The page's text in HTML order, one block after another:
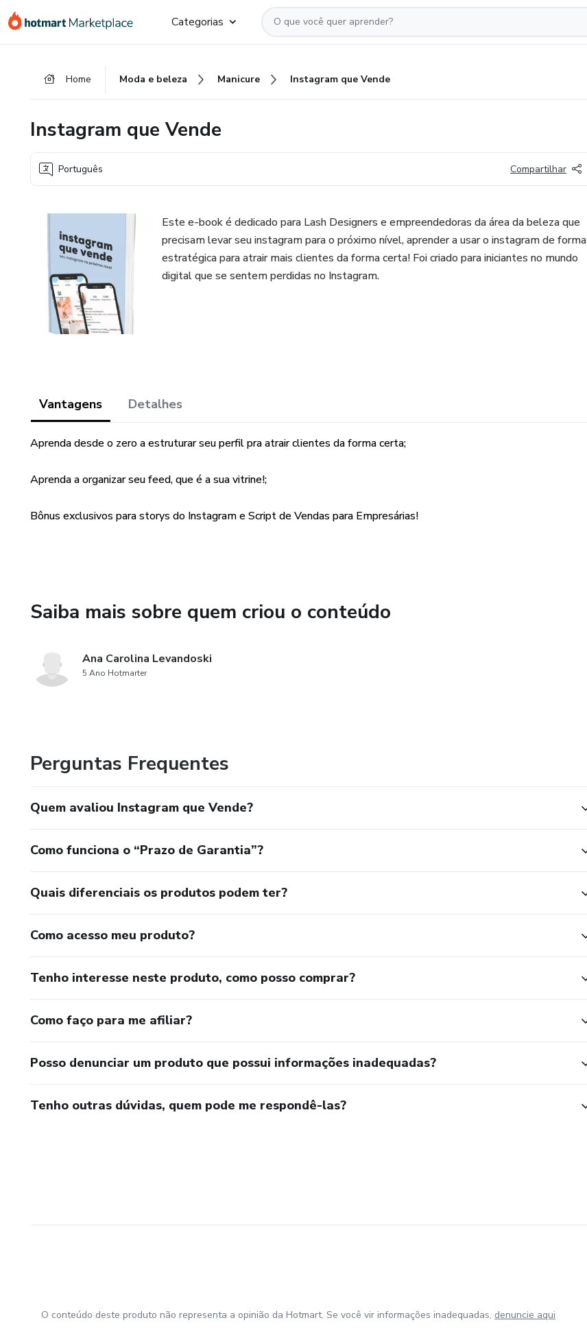
para
para
para
Categorias
Home Moda e beleza Manicure Instagram que Vende
Instagram que Vende
Português Compartilhar
Este e-book é dedicado para Lash Designers e empreendedoras da área da beleza que
precisam levar seu instagram para o próximo nível, aprender a usar o instagram de forma
estratégica para atrair mais clientes da forma certa! Foi criado para iniciantes no mundo
digital que se sentem perdidas no Instagram.
Vantagens Detalhes
Aprenda desde o zero a estruturar seu perfil pra atrair clientes da forma certa;
Aprenda a organizar seu feed, que é a sua vitrine!;
Bônus exclusivos para storys do Instagram e Script de Vendas para Empresárias!
Saiba mais sobre quem criou o conteúdo
Ana Carolina Levandoski
5 Ano Hotmarter
Perguntas Frequentes
Quem avaliou Instagram que Vende?
Como funciona o “Prazo de Garantia”?
Quais diferenciais os produtos podem ter?
Como acesso meu produto?
Tenho interesse neste produto, como posso comprar?
Como faço para me afiliar?
Posso denunciar um produto que possui informações inadequadas?
Tenho outras dúvidas, quem pode me respondê-las?
O conteúdo deste produto não representa a opinião da Hotmart. Se você vir informações inadequadas, denuncie aqui